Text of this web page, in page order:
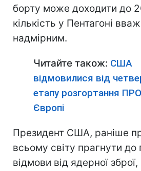
борту може доходити до
кількість у Пентагоні
надмірним.
Читайте також: США
відмовилися від
етапу розгортання
Європі
Президент США, раніше
всьому світу прагнути до
відмови від ядерної